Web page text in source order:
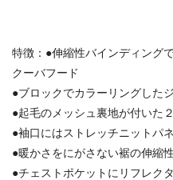
特徴：●伸縮性バインディング
クーバフード
●ブロックでカラーリングした
●起毛のメッシュ裏地が付いた
●袖口にはストレッチニットパ
●暖かさをにがさない裾の伸縮
●チェストポケットにリフレク